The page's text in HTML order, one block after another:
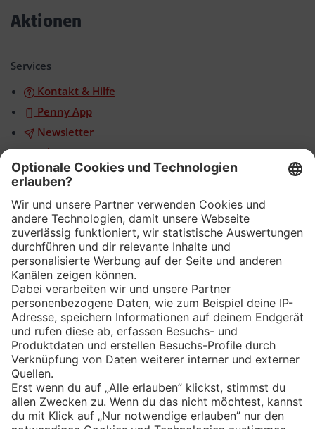
Aktionen
Services
Kontakt & Hilfe
Penny App
Newsletter
WhatsApp
App
Eishockey